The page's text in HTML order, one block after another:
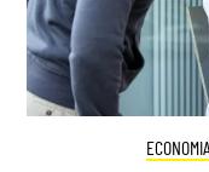
ECONOMIA